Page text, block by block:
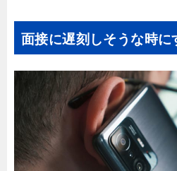
面接に遅刻しそうな時に